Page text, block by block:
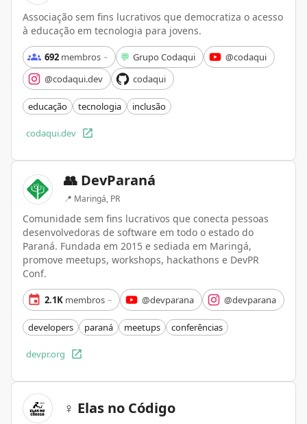
Associação sem fins lucrativos que democratiza o acesso
à educação em tecnologia para jovens.
692 membros ~ 💬 Grupo Codaqui
@codaqui
@codaqui.dev
codaqui
educação tecnologia inclusão
codaqui.dev
👥 DevParaná
📍 Maringá, PR
Comunidade sem fins lucrativos que conecta pessoas
desenvolvedoras de software em todo o estado do
Paraná. Fundada em 2015 e sediada em Maringá,
promove meetups, workshops, hackathons e DevPR
Conf.
2.1K membros ~ @devparana @devparana
developers paraná meetups conferências
devpr.org
♀️ Elas no Código